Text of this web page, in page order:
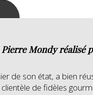
Pierre Mondy
de son état, a bien
de fidèles